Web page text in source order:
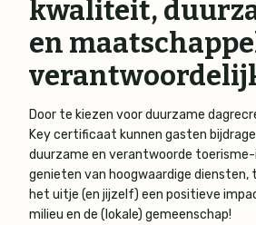
kwaliteit,
en
Door te kiezen voor duurzame
Key certificaat kunnen gasten
duurzame en verantwoorde toerisme-
genieten van hoogwaardige diensten,
het uitje (en jijzelf) een positieve
milieu en de (lokale) gemeenschap!